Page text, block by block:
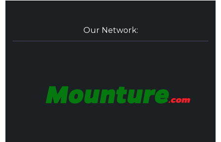
Our Network: